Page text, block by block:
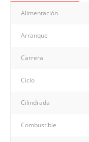
Alimentación
Arranque
Carrera
Ciclo
Cilindrada
Combustible